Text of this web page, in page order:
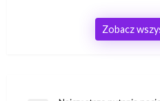
Zobacz